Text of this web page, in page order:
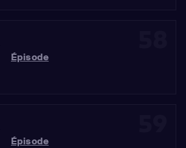
Épisode
Épisode